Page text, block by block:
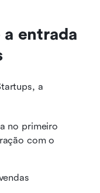
entrada
a
no primeiro
com o